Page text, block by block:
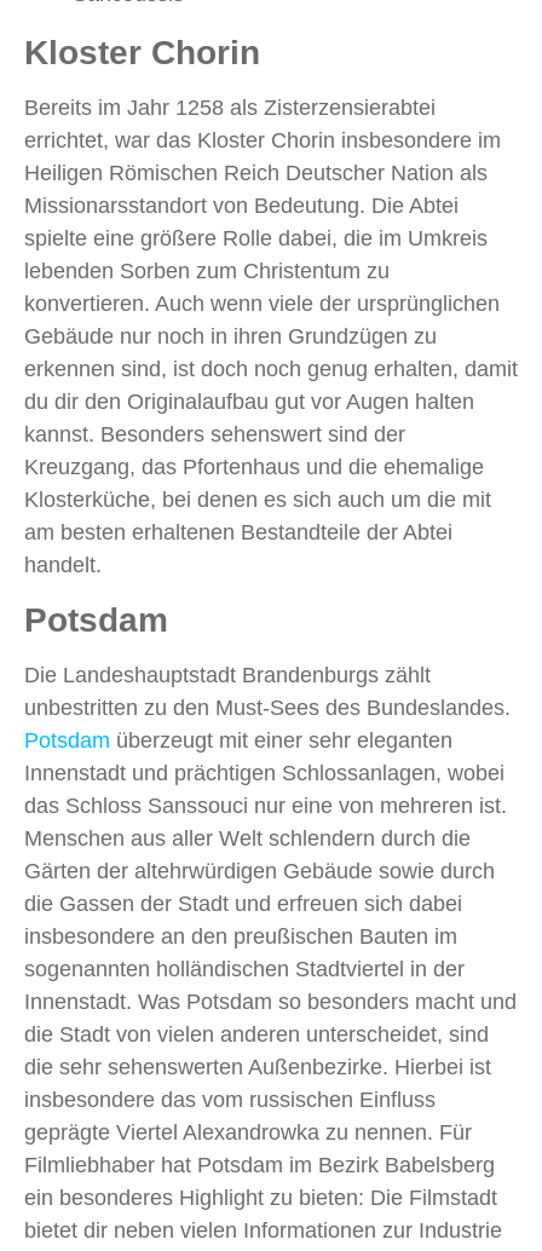
Kloster Chorin
Bereits im Jahr 1258 als Zisterzensierabtei
errichtet, war das Kloster Chorin insbesondere im
Heiligen Römischen Reich Deutscher Nation als
Missionarsstandort von Bedeutung. Die Abtei
spielte eine größere Rolle dabei, die im Umkreis
lebenden Sorben zum Christentum zu
konvertieren. Auch wenn viele der ursprünglichen
Gebäude nur noch in ihren Grundzügen zu
erkennen sind, ist doch noch genug erhalten, damit
du dir den Originalaufbau gut vor Augen halten
kannst. Besonders sehenswert sind der
Kreuzgang, das Pfortenhaus und die ehemalige
Klosterküche, bei denen es sich auch um die mit
am besten erhaltenen Bestandteile der Abtei
handelt.
Potsdam
Die Landeshauptstadt Brandenburgs zählt
unbestritten zu den Must-Sees des Bundeslandes.
Potsdam überzeugt mit einer sehr eleganten
Innenstadt und prächtigen Schlossanlagen, wobei
das Schloss Sanssouci nur eine von mehreren ist.
Menschen aus aller Welt schlendern durch die
Gärten der altehrwürdigen Gebäude sowie durch
die Gassen der Stadt und erfreuen sich dabei
insbesondere an den preußischen Bauten im
sogenannten holländischen Stadtviertel in der
Innenstadt. Was Potsdam so besonders macht und
die Stadt von vielen anderen unterscheidet, sind
die sehr sehenswerten Außenbezirke. Hierbei ist
insbesondere das vom russischen Einfluss
geprägte Viertel Alexandrowka zu nennen. Für
Filmliebhaber hat Potsdam im Bezirk Babelsberg
ein besonderes Highlight zu bieten: Die Filmstadt
bietet dir neben vielen Informationen zur Industrie